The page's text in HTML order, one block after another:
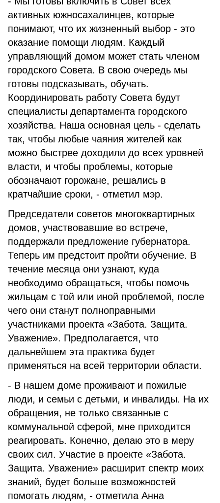
активных южносахалинцев, которые
понимают, что их жизненный выбор - это
оказание помощи людям. Каждый
управляющий домом может стать членом
городского Совета. В свою очередь мы
готовы подсказывать, обучать.
Координировать работу Совета будут
специалисты департамента городского
хозяйства. Наша основная цель - сделать
так, чтобы любые чаяния жителей как
можно быстрее доходили до всех уровней
власти, и чтобы проблемы, которые
обозначают горожане, решались в
кратчайшие сроки, - отметил мэр.
Председатели советов многоквартирных
домов, участвовавшие во встрече,
поддержали предложение губернатора.
Теперь им предстоит пройти обучение. В
течение месяца они узнают, куда
необходимо обращаться, чтобы помочь
жильцам с той или иной проблемой, после
чего они станут полноправными
участниками проекта «Забота. Защита.
Уважение». Предполагается, что
дальнейшем эта практика будет
применяться на всей территории области.
- В нашем доме проживают и пожилые
люди, и семьи с детьми, и инвалиды. На их
обращения, не только связанные с
коммунальной сферой, мне приходится
реагировать. Конечно, делаю это в меру
своих сил. Участие в проекте «Забота.
Защита. Уважение» расширит спектр моих
знаний, будет больше возможностей
помогать людям, - отметила Анна